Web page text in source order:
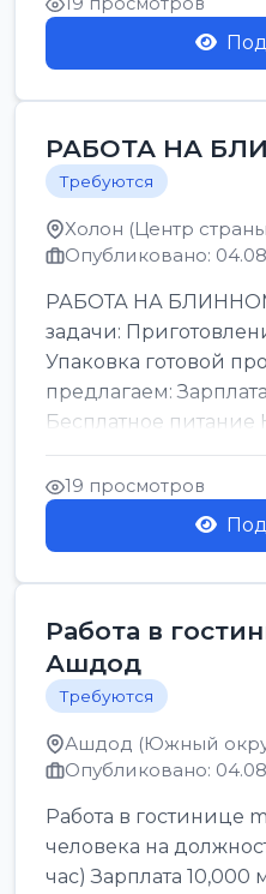
РАБОТА НА
Требуются
Холон (Центр
Опубликовано:
РАБОТА НА
задачи:
Упаковка готовой
предлагаем:
Бесплатное
Легкие условия
19 просмотров
Работа в
Ашдод
Требуются
Ашдод (Южный
Опубликовано:
Работа в гостинице
человека на
час) Зарплата 10,000